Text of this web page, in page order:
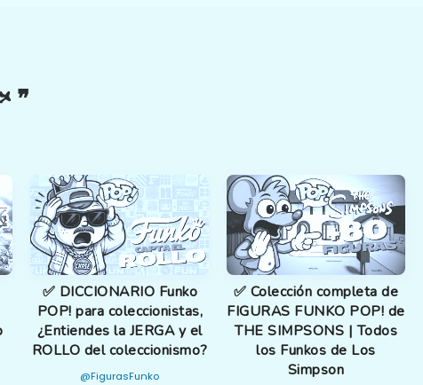
❞
✅ DICCIONARIO Funko
POP! para coleccionistas,
¿Entiendes la JERGA y el
ROLLO del coleccionismo?
@FigurasFunko
✅ Colección completa de
FIGURAS FUNKO POP! de
THE SIMPSONS | Todos
los Funkos de Los
Simpson